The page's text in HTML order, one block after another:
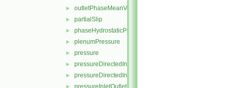
► outletPhaseMeanVelocity
► partialSlip
► phaseHydrostaticPressure
► plenumPressure
► pressure
► pressureDirectedInletOutletVelocity
► pressureDirectedInletVelocity
pressureInletOutletParSlipVelocity